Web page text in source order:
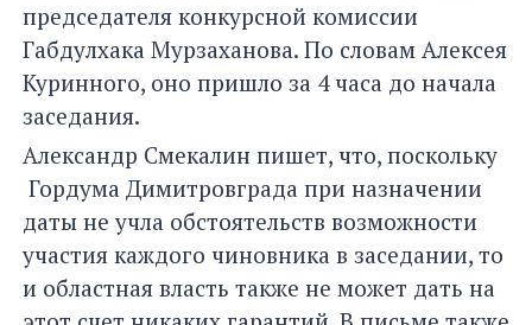
председателя конкурсной комиссии
Габдулхака Мурзаханова. По словам Алексея
Куринного, оно пришло за 4 часа до начала
заседания.
Александр Смекалин пишет, что, поскольку
Гордума Димитровграда при назначении
даты не учла обстоятельств возможности
участия каждого чиновника в заседании, то
и областная власть также не может дать на